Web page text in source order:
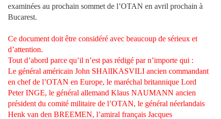
examinées au prochain sommet de l’OTAN en avril prochain à
Bucarest.
Ce document doit être considéré avec beaucoup de sérieux et
d’attention.
Tout d’abord parce qu’il n’est pas rédigé par n’importe qui :
Le général américain John SHAlIKASVILI ancien commandant
en chef de l’OTAN en Europe, le maréchal britannique Lord
Peter INGE, le général allemand Klaus NAUMANN ancien
président du comité militaire de l’OTAN, le général néerlandais
Henk van den BREEMEN, l’amiral français Jacques